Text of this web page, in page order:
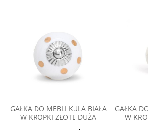
GAŁKA DO MEBLI KULA BIAŁA
W KROPKI ZŁOTE DUŻA
GAŁKA
W